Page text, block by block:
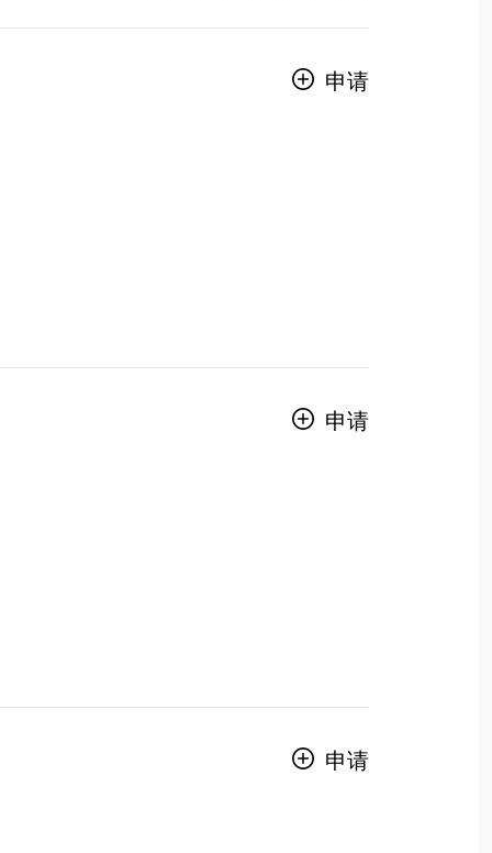
申请
申请
申请